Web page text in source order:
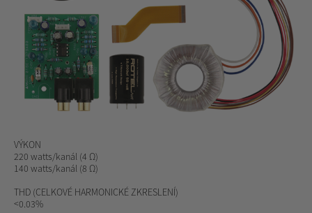
VÝKON
220 watts/kanál (4 Ω)
140 watts/kanál (8 Ω)
THD (CELKOVÉ HARMONICKÉ ZKRESLENÍ)
<0.03%